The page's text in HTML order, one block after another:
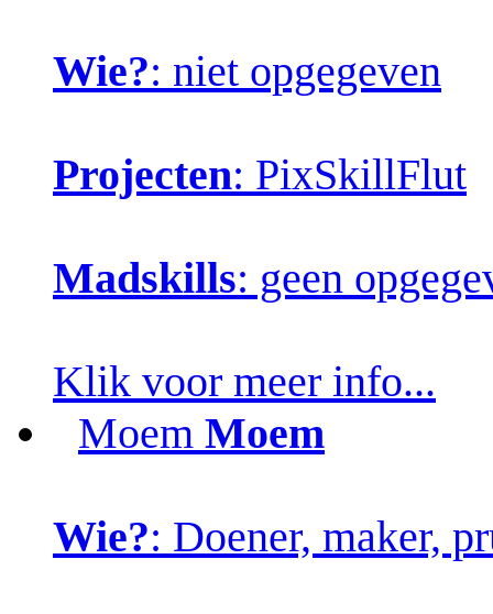
Wie?: niet opgegeven
Projecten: PixSkillFlut
Madskills: geen
Klik voor meer info...
Moem Moem
Wie?: Doener, maker,